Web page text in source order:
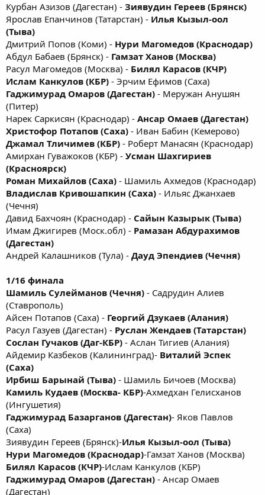
Курбан Азизов (Дагестан) - Зиявудин Гереев (Брянск)
Ярослав Епанчинов (Татарстан) - Илья Кызыл-оол
(Тыва)
Дмитрий Попов (Коми) - Нури Магомедов (Краснодар)
Абдул Бабаев (Брянск) - Гамзат Ханов (Москва)
Расул Магомедов (Москва) - Билял Карасов (КЧР)
Ислам Канкулов (КБР) - Эрчим Ефимов (Саха)
Гаджимурад Омаров (Дагестан) - Меружан Анушян
(Питер)
Нарек Саркисян (Краснодар) - Ансар Омаев (Дагестан)
Христофор Потапов (Саха) - Иван Бабин (Кемерово)
Джамал Тличимев (КБР) - Роберт Манасян (Краснодар)
Амирхан Гуважоков (КБР) - Усман Шахгириев
(Красноярск)
Роман Михайлов (Саха) - Шамиль Ахмедов (Краснодар)
Владислав Кривошапкин (Саха) - Ильяс Джанхаев
(Чечня)
Давид Бахчоян (Краснодар) - Сайын Казырык (Тыва)
Имам Джигирев (Моск.обл) - Рамазан Абдурахимов
(Дагестан)
Андрей Калашников (Тула) - Дауд Эпендиев (Чечня)
1/16 финала
Шамиль Сулейманов (Чечня) - Садрудин Алиев
(Ставрополь)
Айсен Потапов (Саха) - Георгий Дзукаев (Алания)
Расул Газуев (Дагестан) - Руслан Жендаев (Татарстан)
Сослан Гучаков (Даг-КБР) - Аслан Тигиев (Алания)
Айдемир Казбеков (Калининград)- Виталий Эспек
(Саха)
Ирбиш Барынай (Тыва) - Шамиль Бичоев (Москва)
Камиль Кудаев (Москва- КБР)-Ахмедхан Гелисханов
(Ингушетия)
Гаджимурад Базарганов (Дагестан)- Яков Павлов
(Саха)
Зиявудин Гереев (Брянск)-Илья Кызыл-оол (Тыва)
Нури Магомедов (Краснодар)-Гамзат Ханов (Москва)
Билял Карасов (КЧР)-Ислам Канкулов (КБР)
Гаджимурад Омаров (Дагестан) - Ансар Омаев
(Дагестан)